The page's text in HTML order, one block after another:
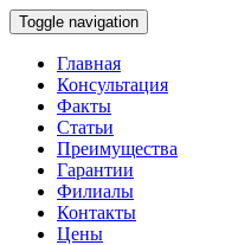
Toggle navigation
Главная
Консультация
Факты
Статьи
Преимущества
Гарантии
Филиалы
Контакты
Цены